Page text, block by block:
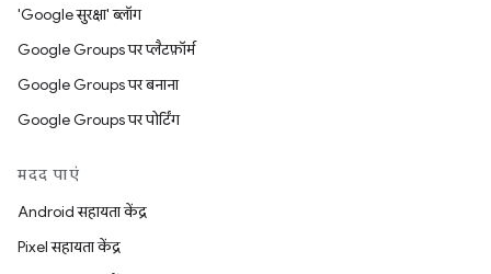
'Google सुरक्षा' ब्लॉग
Google Groups पर प्लैटफ़ॉर्म
Google Groups पर बनाना
Google Groups पर पोर्टिंग
मदद पाएं
Android सहायता केंद्र
Pixel सहायता केंद्र